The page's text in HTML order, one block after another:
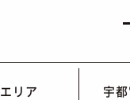
エリア 宇